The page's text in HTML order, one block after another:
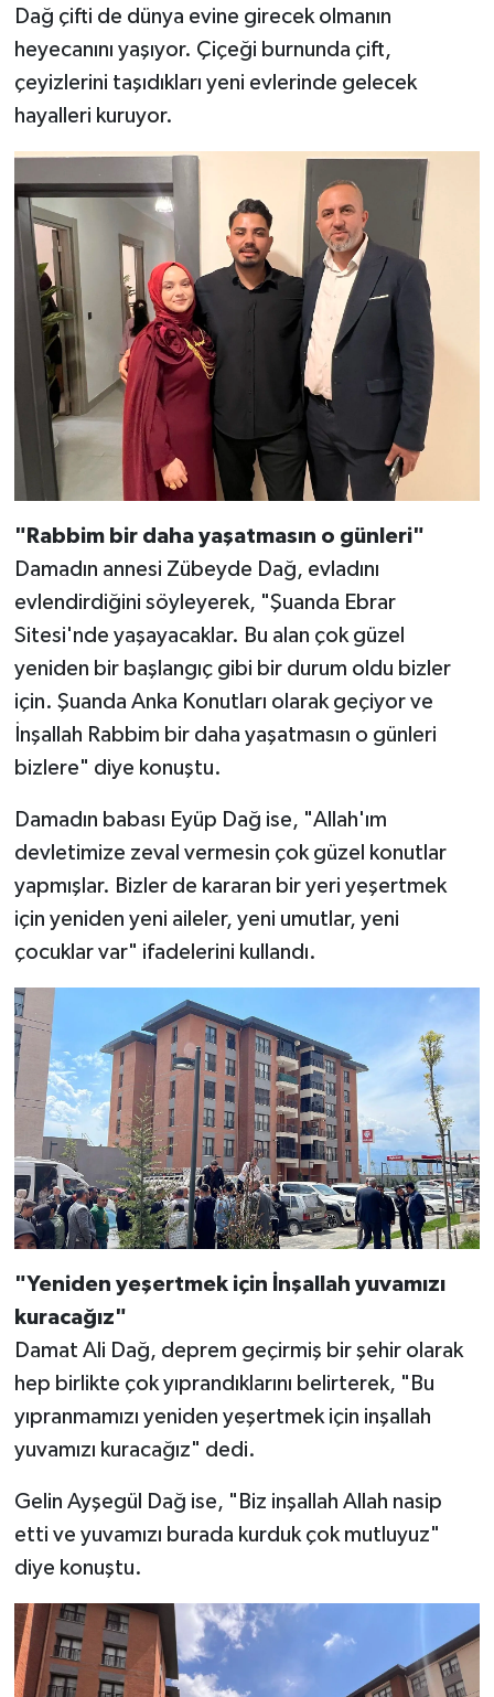
Dağ çifti de dünya evine girecek olmanın
heyecanını yaşıyor. Çiçeği burnunda çift,
çeyizlerini taşıdıkları yeni evlerinde gelecek
hayalleri kuruyor.
"Rabbim bir daha yaşatmasın o günleri"
Damadın annesi Zübeyde Dağ, evladını
evlendirdiğini söyleyerek, "Şuanda Ebrar
Sitesi'nde yaşayacaklar. Bu alan çok güzel
yeniden bir başlangıç gibi bir durum oldu bizler
için. Şuanda Anka Konutları olarak geçiyor ve
İnşallah Rabbim bir daha yaşatmasın o günleri
bizlere" diye konuştu.
Damadın babası Eyüp Dağ ise, "Allah'ım
devletimize zeval vermesin çok güzel konutlar
yapmışlar. Bizler de kararan bir yeri yeşertmek
için yeniden yeni aileler, yeni umutlar, yeni
çocuklar var" ifadelerini kullandı.
"Yeniden yeşertmek için İnşallah yuvamızı
kuracağız"
Damat Ali Dağ, deprem geçirmiş bir şehir olarak
hep birlikte çok yıprandıklarını belirterek, "Bu
yıpranmamızı yeniden yeşertmek için inşallah
yuvamızı kuracağız" dedi.
Gelin Ayşegül Dağ ise, "Biz inşallah Allah nasip
etti ve yuvamızı burada kurduk çok mutluyuz"
diye konuştu.